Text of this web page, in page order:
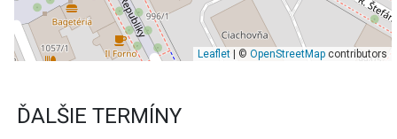
Leaflet| © OpenStreetMapcontributors
ĎALŠIE TERMÍNY